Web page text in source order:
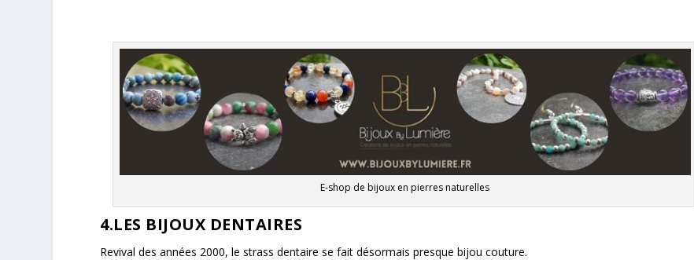
E-shop de bijoux en pierres naturelles
4.LES BIJOUX DENTAIRES
Revival des années 2000, le strass dentaire se fait désormais presque bijou couture.